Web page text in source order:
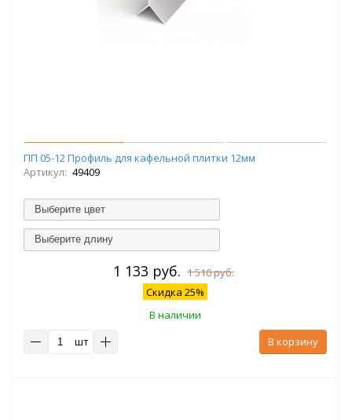
ПП 05-12 Профиль для кафельной плитки 12мм
Артикул: 49409
Выберите цвет
Выберите длину
1 133 руб. 1 510 руб.
Скидка 25%
В наличии
шт
В корзину